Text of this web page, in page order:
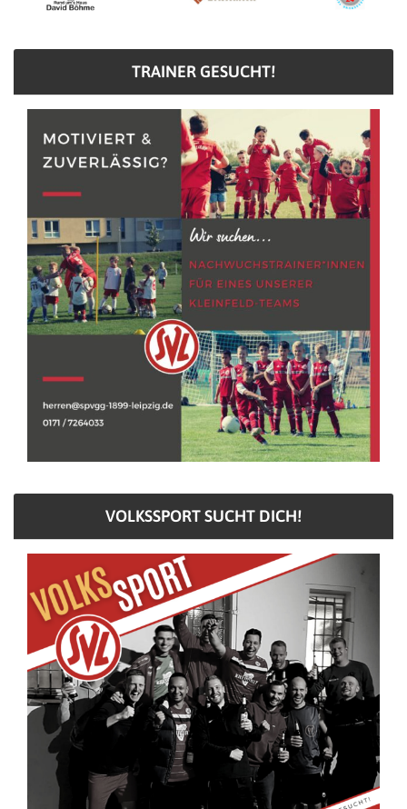
TRAINER GESUCHT!
VOLKSSPORT SUCHT DICH!